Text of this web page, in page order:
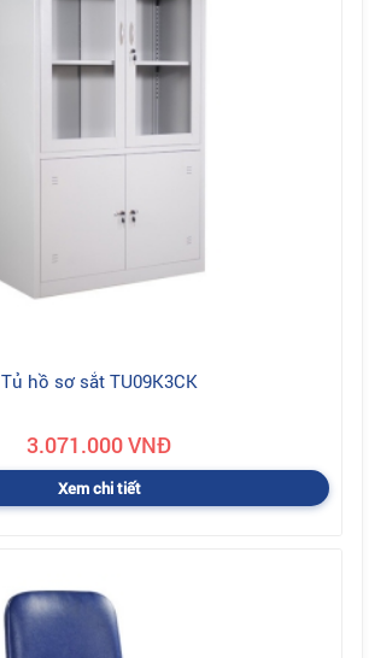
Tủ hồ sơ sắt TU09K3CK
3.071.000 VNĐ
Xem chi tiết